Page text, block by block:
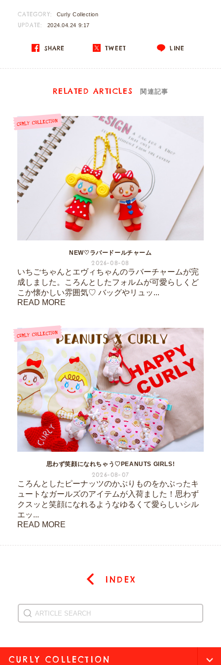
CATEGORY: Curly Collection
UPDATE: 2024.04.24 9:17
SHARE TWEET LINE
RELATED ARTICLES 関連記事
NEW♡ラバードールチャーム
2026-08-08
いちごちゃんとエヴィちゃんのラバーチャームが完
成しました。ころんとしたフォルムが可愛らしくど
こか懐かしい雰囲気♡ バッグやリュッ...
READ MORE
思わず笑顔になれちゃう♡PEANUTS GIRLS!
2026-08-07
ころんとしたピーナッツのかぶりものをかぶったキ
ュートなガールズのアイテムが入荷ました！思わず
クスッと笑顔になれるようなゆるくて愛らしいシル
エッ...
READ MORE
INDEX
CURLY COLLECTION